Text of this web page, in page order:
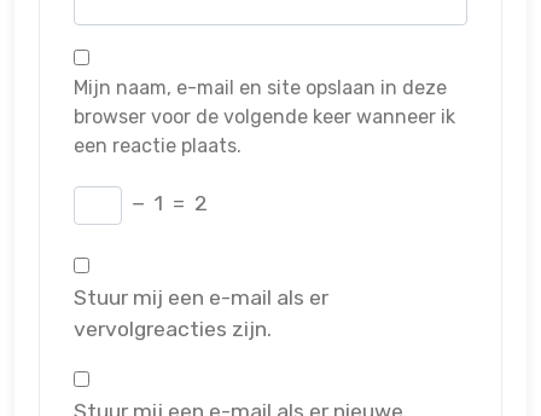
Mijn naam, e-mail en site opslaan in deze
browser voor de volgende keer wanneer ik
een reactie plaats.
− 1 = 2
Stuur mij een e-mail als er
vervolgreacties zijn.
Stuur mij een e-mail als er nieuwe